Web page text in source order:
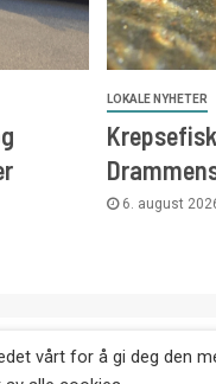
LOKALE NYHETER
6. august
av Roy’s
vårt for å gi deg den